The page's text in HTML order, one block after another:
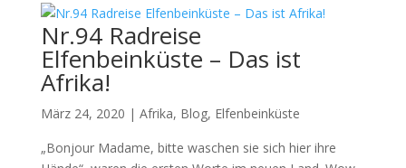
Nr.94 Radreise
Elfenbeinküste – Das ist
Afrika!
März 24, 2020 | Afrika, Blog, Elfenbeinküste
„Bonjour Madame, bitte waschen sie sich hier ihre